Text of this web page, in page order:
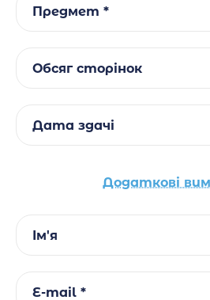
Предмет *
Обсяг сторінок
Дата здачі
Додаткові
Ім'я
E-mail *